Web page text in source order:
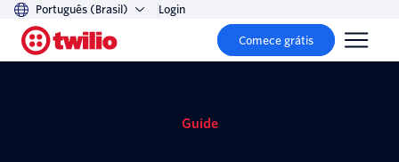
Português (Brasil) Login
Comece grátis
Guide